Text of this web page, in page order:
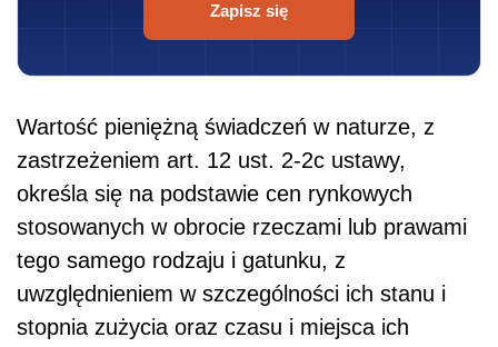
Zapisz się
Wartość pieniężną świadczeń w naturze, z
zastrzeżeniem art. 12 ust. 2-2c ustawy,
określa się na podstawie cen rynkowych
stosowanych w obrocie rzeczami lub prawami
tego samego rodzaju i gatunku, z
uwzględnieniem w szczególności ich stanu i
stopnia zużycia oraz czasu i miejsca ich